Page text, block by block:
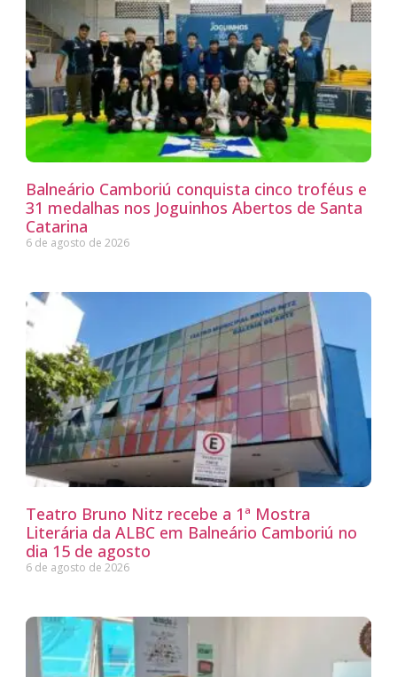
Balneário Camboriú conquista cinco troféus e
31 medalhas nos Joguinhos Abertos de Santa
Catarina
6 de agosto de 2026
Teatro Bruno Nitz recebe a 1ª Mostra
Literária da ALBC em Balneário Camboriú no
dia 15 de agosto
6 de agosto de 2026